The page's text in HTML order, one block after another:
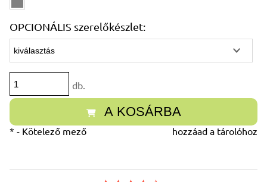
OPCIONÁLIS szerelőkészlet:
db.
A KOSÁRBA
hozzáad a tárolóhoz
* - Kötelező mező